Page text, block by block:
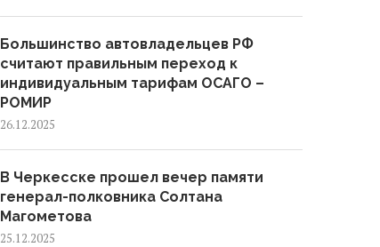
Большинство автовладельцев РФ
считают правильным переход к
индивидуальным тарифам ОСАГО –
РОМИР
26.12.2025
В Черкесске прошел вечер памяти
генерал-полковника Солтана
Магометова
25.12.2025